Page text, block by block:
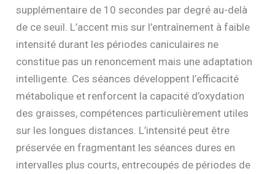
supplémentaire de 10 secondes par degré au-delà
de ce seuil. L’accent mis sur l’entraînement à faible
intensité durant les périodes caniculaires ne
constitue pas un renoncement mais une adaptation
intelligente. Ces séances développent l’efficacité
métabolique et renforcent la capacité d’oxydation
des graisses, compétences particulièrement utiles
sur les longues distances. L’intensité peut être
préservée en fragmentant les séances dures en
intervalles plus courts, entrecoupés de périodes de